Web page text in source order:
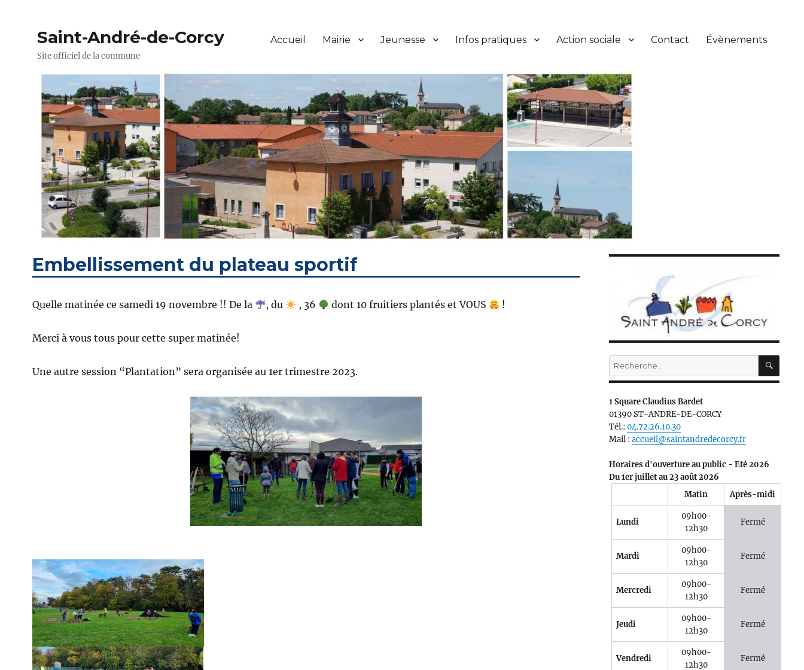
Saint-André-de-Corcy
Site officiel de la commune
Accueil Mairie Jeunesse Infos pratiques Action sociale Contact Évènements
Embellissement du plateau sportif
Quelle matinée ce samedi 19 novembre !! De la , du , 36 dont 10 fruitiers plantés et VOUS !
Merci à vous tous pour cette super matinée!
Une autre session “Plantation” sera organisée au 1er trimestre 2023.
Recherche
pour :
1 Square Claudius Bardet
01390 ST-ANDRE-DE-CORCY
Tél.:04.72.26.10.30
Mail :accueil@saintandredecorcy.fr
Horaires d'ouverture au public - Eté 2026
Du 1er juillet au 23 août 2026
Matin
Après-midi
Lundi
09h00-
12h30
Fermé
Mardi
09h00-
12h30
Fermé
Mercredi
09h00-
12h30
Fermé
Jeudi
09h00-
12h30
Fermé
Vendredi
09h00-
12h30
Fermé